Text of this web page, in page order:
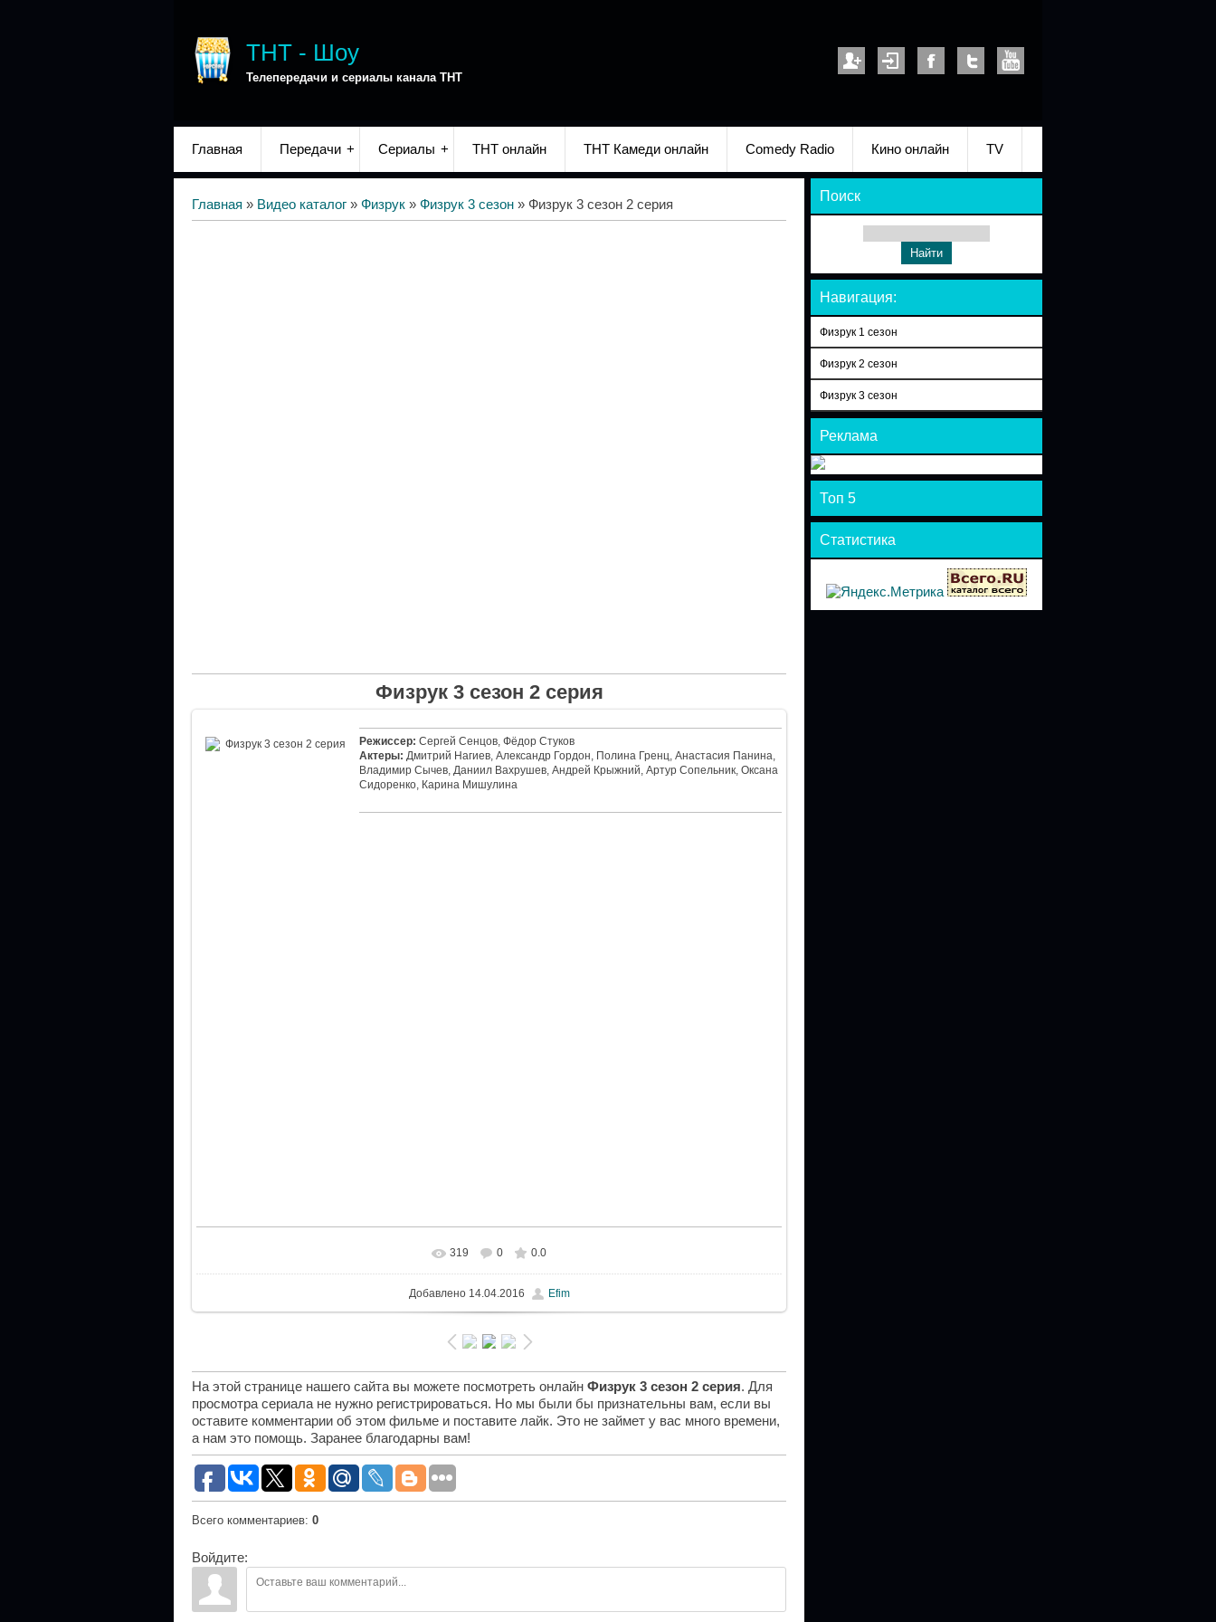
ТНТ - Шоу
Телепередачи и сериалы канала ТНТ
Главная Передачи Сериалы ТНТ онлайн ТНТ Камеди онлайн Comedy Radio Кино онлайн TV
Главная » Видео каталог » Физрук » Физрук 3 сезон » Физрук 3 сезон 2 серия
Физрук 3 сезон 2 серия
Режиссер: Сергей Сенцов, Фёдор Стуков
Актеры: Дмитрий Нагиев, Александр Гордон, Полина Гренц, Анастасия Панина,
Владимир Сычев, Даниил Вахрушев, Андрей Крыжний, Артур Сопельник, Оксана
Сидоренко, Карина Мишулина
319 0 0.0
Добавлено14.04.2016 Efim
На этой странице нашего сайта вы можете посмотреть онлайн Физрук 3 сезон 2 серия. Для
просмотра сериала не нужно регистрироваться. Но мы были бы признательны вам, если вы
оставите комментарии об этом фильме и поставите лайк. Это не займет у вас много времени,
а нам это помощь. Заранее благодарны вам!
Всего комментариев: 0
Войдите:
Поиск
Навигация:
Физрук 1 сезон
Физрук 2 сезон
Физрук 3 сезон
Реклама
Топ 5
Статистика